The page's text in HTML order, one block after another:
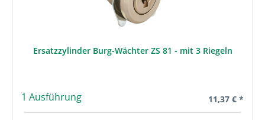
Ersatzzylinder Burg-Wächter ZS 81 - mit 3 Riegeln
1 Ausführung Regulärer
11,37 € *